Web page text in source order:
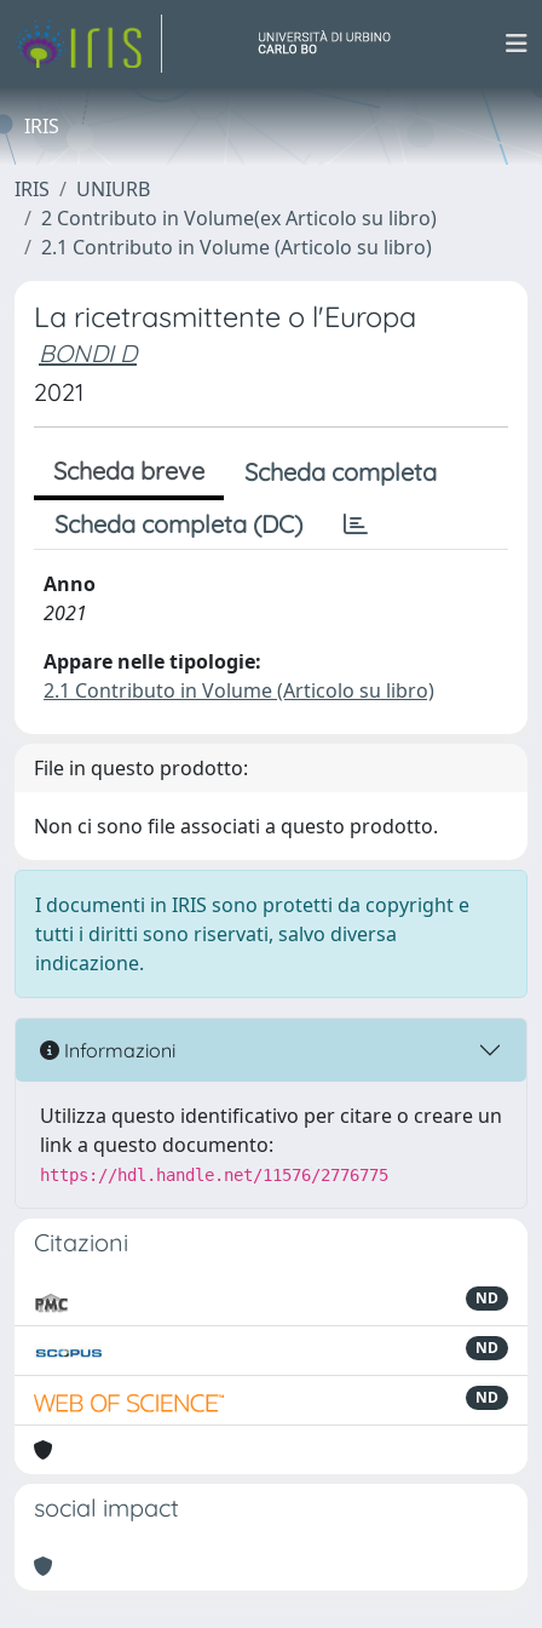
IRIS
IRIS
UNIURB
2 Contributo in Volume(ex Articolo su libro)
2.1 Contributo in Volume (Articolo su libro)
La ricetrasmittente o l'Europa
BONDI D
2021
Scheda breve
Scheda completa
Scheda completa (DC)
Anno
2021
Appare nelle tipologie:
2.1 Contributo in Volume (Articolo su libro)
File in questo prodotto:
Non ci sono file associati a questo prodotto.
I documenti in IRIS sono protetti da copyright e
tutti i diritti sono riservati, salvo diversa
indicazione.
Informazioni
Utilizza questo identificativo per citare o creare un
link a questo documento:
https://hdl.handle.net/11576/2776775
Citazioni
ND
ND
ND
social impact